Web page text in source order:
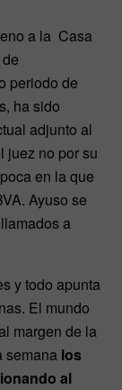
a la Casa
periodo de
ha sido
adjunto al
juez no por su
en la que
Ayuso se
a
y todo apunta
El mundo
margen de la
semana los
al